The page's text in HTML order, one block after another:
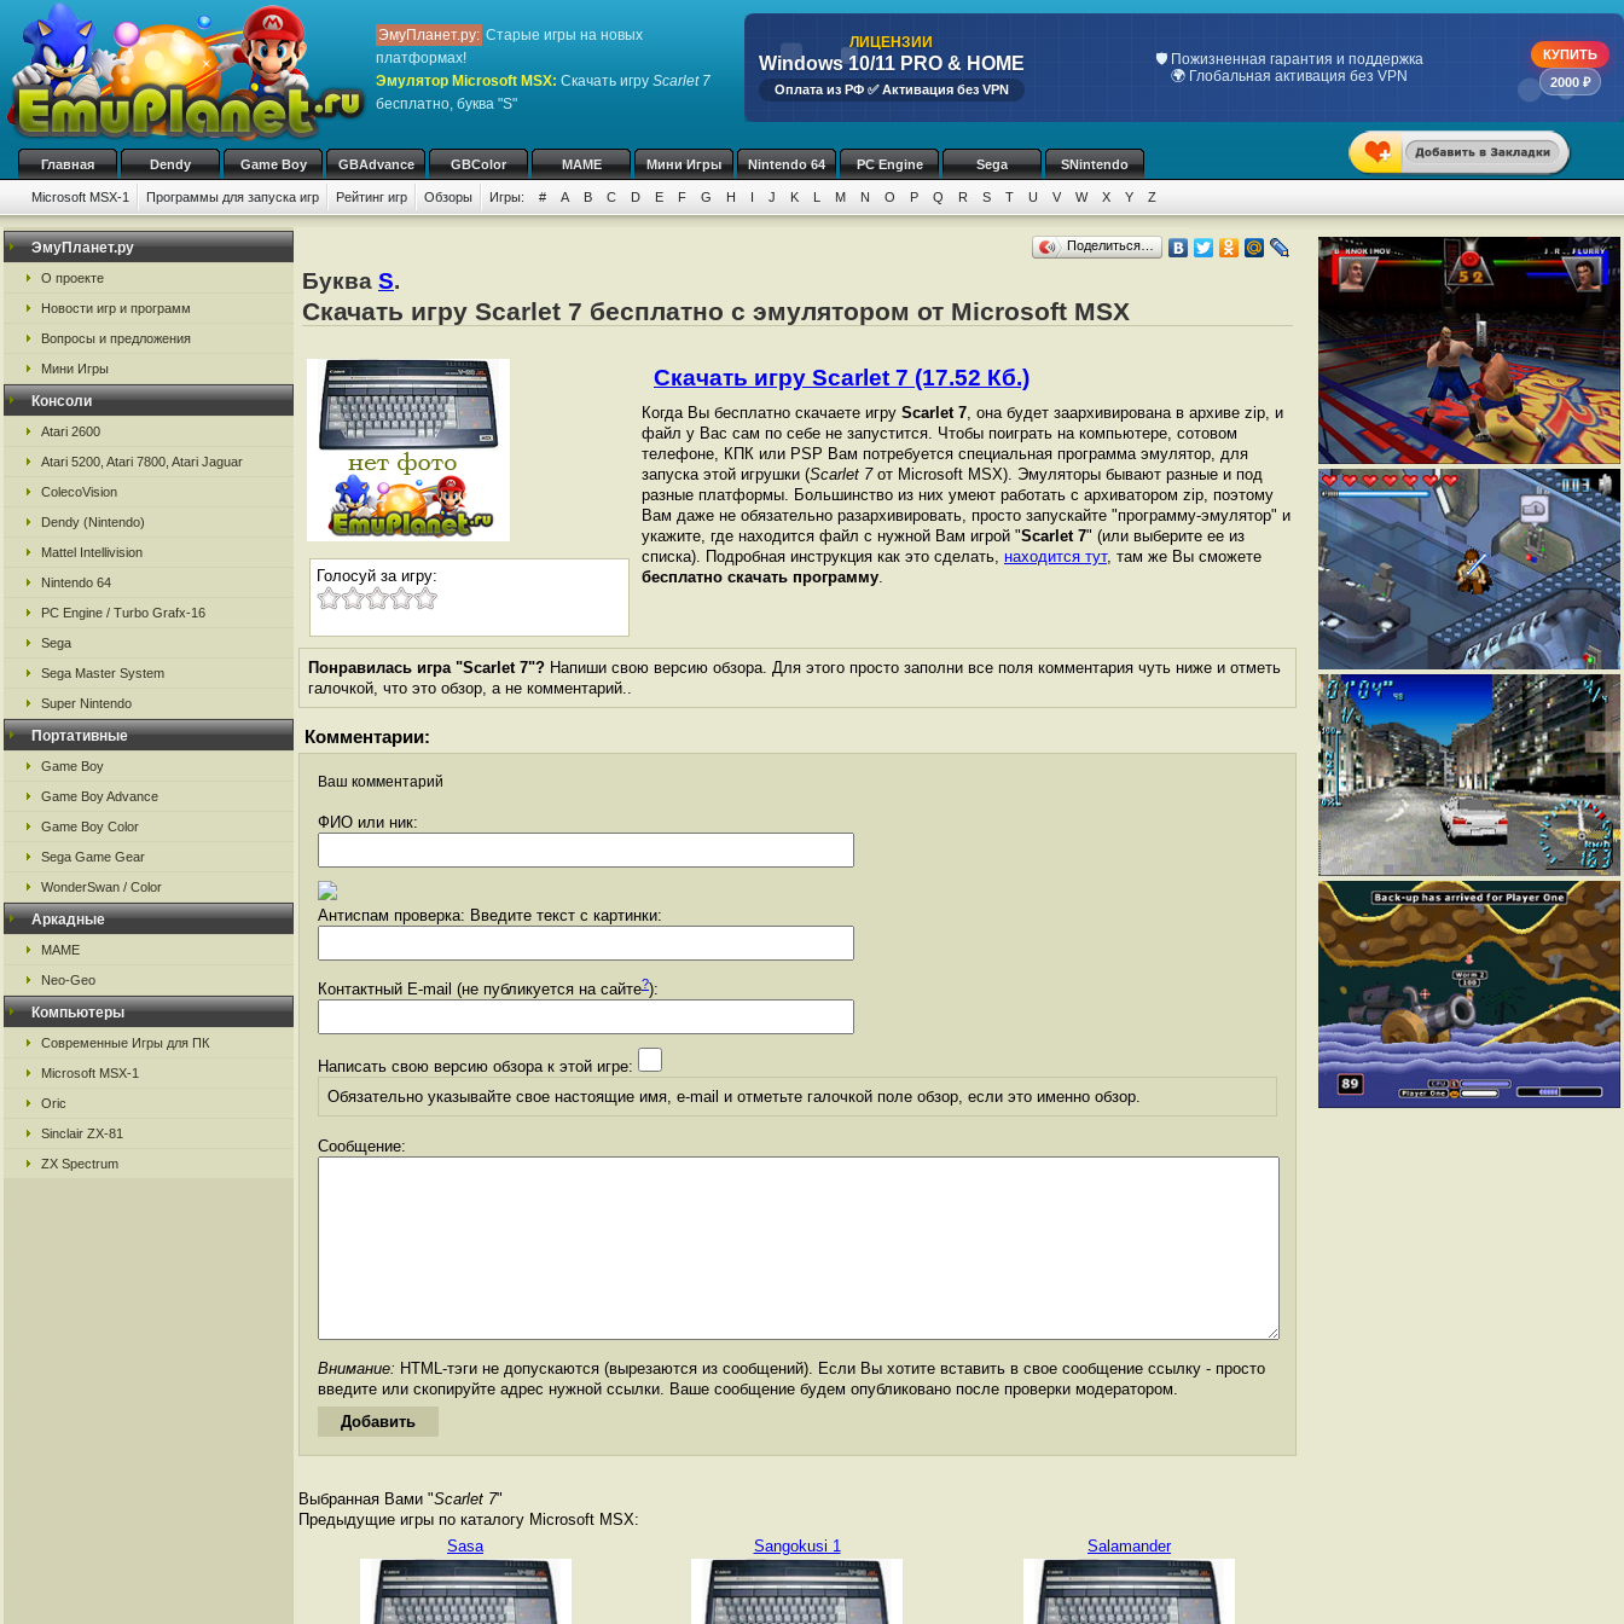
ЭмуПланет.ру: Старые игры на новых
платформах!
Эмулятор Microsoft MSX: Скачать игру Scarlet 7
бесплатно, буква "S"
ЛИЦЕНЗИИ
Windows 10/11 PRO & HOME
Оплата из РФ ✅ Активация без VPN
💯 Только индивидуальные ключи
📋 Официальный чек по 54-ФЗ
КУПИТЬ
2000 ₽
Главная Dendy Game Boy GBAdvance GBColor MAME Мини Игры Nintendo 64 PC Engine Sega SNintendo
Microsoft MSX-1 Программы для запуска игр Рейтинг игр Обзоры Игры: # A B C D E F G H I J K L M N O P Q R S T U V W X Y Z
ЭмуПланет.ру
О проекте
Новости игр и программ
Вопросы и предложения
Мини Игры
Консоли
Atari 2600
Atari 5200, Atari 7800, Atari Jaguar
ColecoVision
Dendy (Nintendo)
Mattel Intellivision
Nintendo 64
PC Engine / Turbo Grafx-16
Sega
Sega Master System
Super Nintendo
Портативные
Game Boy
Game Boy Advance
Game Boy Color
Sega Game Gear
WonderSwan / Color
Аркадные
MAME
Neo-Geo
Компьютеры
Современные Игры для ПК
Microsoft MSX-1
Oric
Sinclair ZX-81
ZX Spectrum
Поделиться…
Буква S.
Скачать игру Scarlet 7 бесплатно с эмулятором от Microsoft MSX
Голосуй за игру:
Скачать игру Scarlet 7 (17.52 Кб.)
Когда Вы бесплатно скачаете игру Scarlet 7, она будет заархивирована в архиве zip, и
файл у Вас сам по себе не запустится. Чтобы поиграть на компьютере, сотовом
телефоне, КПК или PSP Вам потребуется специальная программа эмулятор, для
запуска этой игрушки (Scarlet 7от Microsoft MSX). Эмуляторы бывают разные и под
разные платформы. Большинство из них умеют работать с архиватором zip, поэтому
Вам даже не обязательно разархивировать, просто запускайте "программу-эмулятор" и
укажите, где находится файл с нужной Вам игрой "Scarlet 7" (или выберите ее из
списка). Подробная инструкция как это сделать, находится тут, там же Вы сможете
бесплатно скачать программу.
Понравилась игра "Scarlet 7"? Напиши свою версию обзора. Для этого просто заполни все поля комментария чуть ниже и отметь
галочкой, что это обзор, а не комментарий..
Комментарии:
Ваш комментарий
ФИО или ник:
Антиспам проверка: Введите текст с картинки:
Контактный E-mail (не публикуется на сайте?):
Написать свою версию обзора к этой игре:
Обязательно указывайте свое настоящие имя, e-mail и отметьте галочкой поле обзор, если это именно обзор.
Сообщение:
Внимание: HTML-тэги не допускаются (вырезаются из сообщений). Если Вы хотите вставить в свое сообщение ссылку - просто
введите или скопируйте адрес нужной ссылки. Ваше сообщение будем опубликовано после проверки модератором.
Выбранная Вами "Scarlet 7"
Предыдущие игры по каталогу Microsoft MSX:
Sasa
Sangokusi 1 Salamander